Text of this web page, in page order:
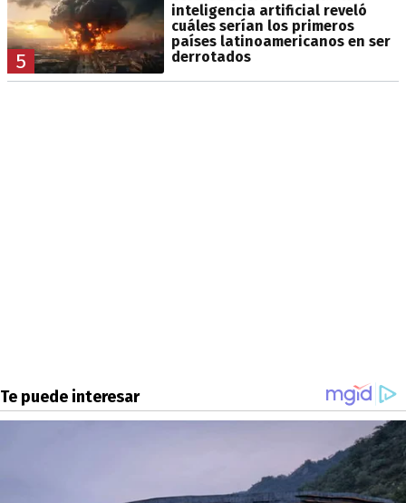
5
inteligencia artificial reveló
cuáles serían los primeros
países latinoamericanos en ser
derrotados